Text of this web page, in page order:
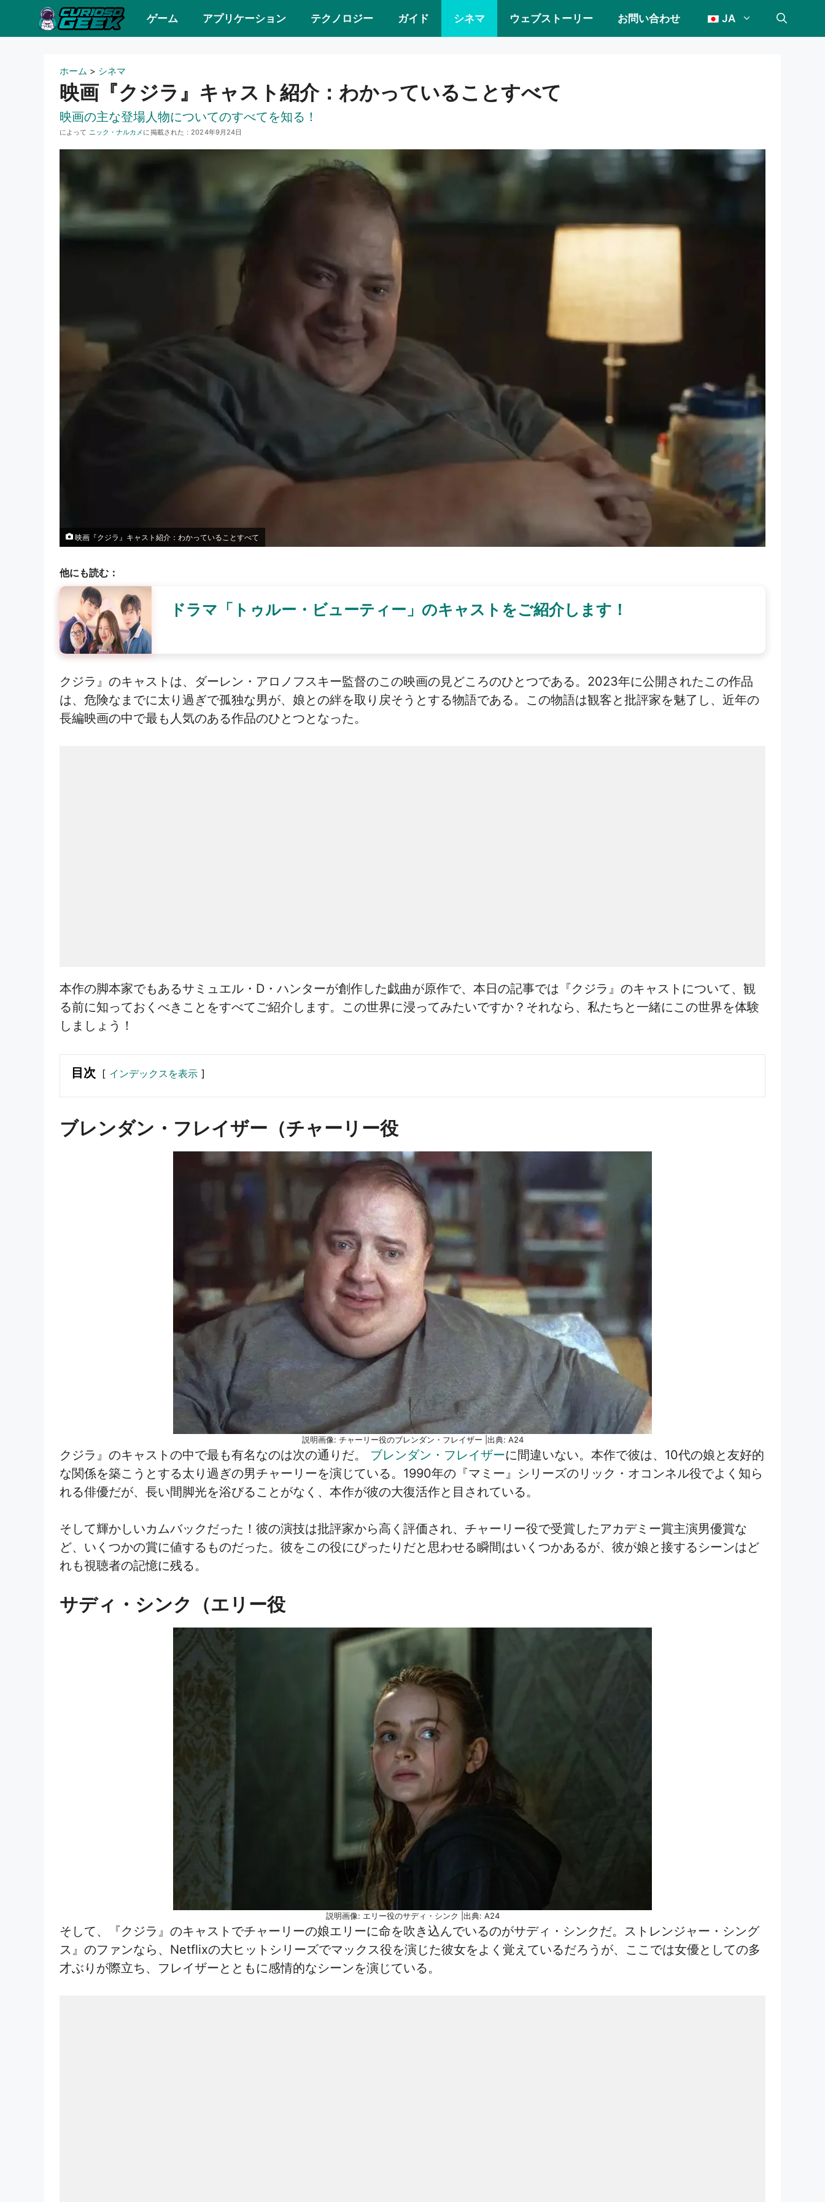
ゲーム アプリケーション テクノロジー ガイド シネマ ウェブストーリー お問い合わせ JA
ホーム > シネマ
映画『クジラ』キャスト紹介：わかっていることすべて
映画の主な登場人物についてのすべてを知る！
に掲載された： 2024年9月24日
によって ニック・ナルカメ
映画『クジラ』キャスト紹介：わかっていることすべて
他にも読む：
ドラマ「トゥルー・ビューティー」のキャストをご紹介します！
クジラ』のキャストは、ダーレン・アロノフスキー監督のこの映画の見どころのひとつである。2023年に公開されたこの作品
は、危険なまでに太り過ぎで孤独な男が、娘との絆を取り戻そうとする物語である。この物語は観客と批評家を魅了し、近年の
長編映画の中で最も人気のある作品のひとつとなった。
本作の脚本家でもあるサミュエル・D・ハンターが創作した戯曲が原作で、本日の記事では『クジラ』のキャストについて、観
る前に知っておくべきことをすべてご紹介します。この世界に浸ってみたいですか？それなら、私たちと一緒にこの世界を体験
しましょう！
目次 インデックスを表示
ブレンダン・フレイザー（チャーリー役
説明画像: チャーリー役のブレンダン・フレイザー |出典: A24
クジラ』のキャストの中で最も有名なのは次の通りだ。 ブレンダン・フレイザーに間違いない。本作で彼は、10代の娘と友好的
な関係を築こうとする太り過ぎの男チャーリーを演じている。1990年の『マミー』シリーズのリック・オコンネル役でよく知ら
れる俳優だが、長い間脚光を浴びることがなく、本作が彼の大復活作と目されている。
そして輝かしいカムバックだった！彼の演技は批評家から高く評価され、チャーリー役で受賞したアカデミー賞主演男優賞な
ど、いくつかの賞に値するものだった。彼をこの役にぴったりだと思わせる瞬間はいくつかあるが、彼が娘と接するシーンはど
れも視聴者の記憶に残る。
サディ・シンク（エリー役
説明画像: エリー役のサディ・シンク |出典: A24
そして、『クジラ』のキャストでチャーリーの娘エリーに命を吹き込んでいるのがサディ・シンクだ。ストレンジャー・シング
ス』のファンなら、Netflixの大ヒットシリーズでマックス役を演じた彼女をよく覚えているだろうが、ここでは女優としての多
才ぶりが際立ち、フレイザーとともに感情的なシーンを演じている。